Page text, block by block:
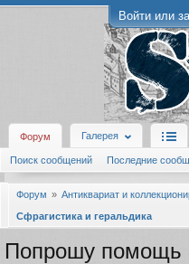
Войти или
Форум Галерея
Поиск сообщений Последние
Форум
Антиквариат и
Сфрагистика и геральдика
Попрошу помощь